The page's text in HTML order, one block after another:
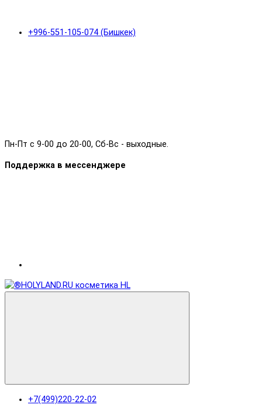
+996-551-105-074 (Бишкек)
Пн-Пт с 9-00 до 20-00, Сб-Вс - выходные.
Поддержка в мессенджере
+7(499)220-22-02